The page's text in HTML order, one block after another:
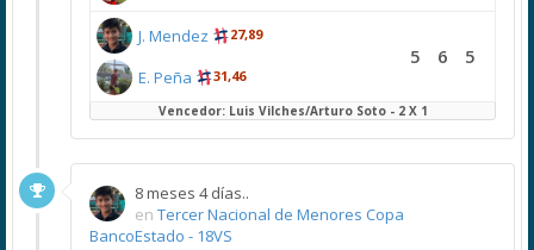
J. Mendez 27,89
E. Peña 31,46
5 6 5
Vencedor: Luis Vilches/Arturo Soto - 2 X 1
8 meses 4 días..
en Tercer Nacional de Menores Copa
BancoEstado - 18VS